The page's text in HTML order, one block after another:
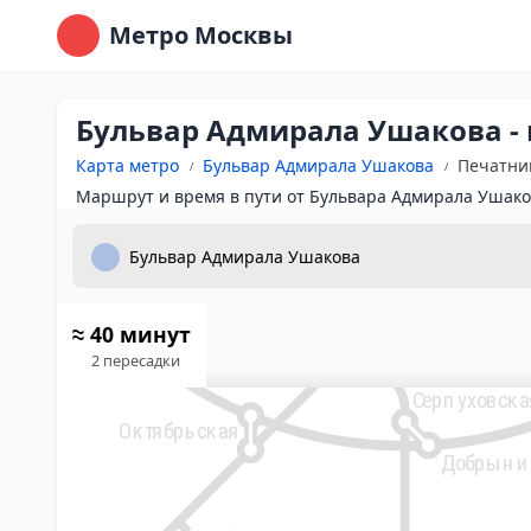
Метро Москвы
Бульвар Адмирала Ушакова
Карта метро Бульвар Адмирала Ушакова
Маршрут и время в пути от Бульвара Адмирала
≈ 40 минут
2 пересадки
Библиотека
Смоленская
Октябрьская
Боровицкая Александровский сад
Павелецкий вокзал